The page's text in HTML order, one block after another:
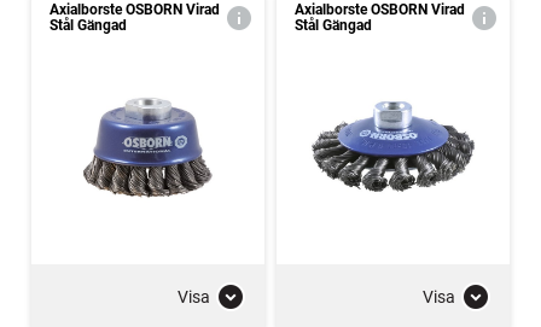
Axialborste OSBORN Virad
Stål Gängad
Visa
Axialborste OSBORN Virad
Stål Gängad
Visa